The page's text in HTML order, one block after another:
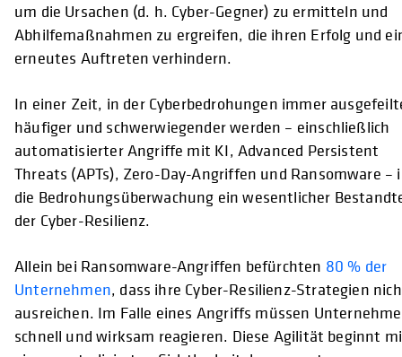
um die Ursachen (d. h. Cyber-Gegner) zu ermitteln und
Abhilfemaßnahmen zu ergreifen, die ihren Erfolg und
erneutes Auftreten verhindern.
In einer Zeit, in der Cyberbedrohungen immer
häufiger und schwerwiegender werden – einschließlich
automatisierter Angriffe mit KI, Advanced Persistent
Threats (APTs), Zero-Day-Angriffen und Ransomware –
die Bedrohungsüberwachung ein wesentlicher
der Cyber-Resilienz.
Allein bei Ransomware-Angriffen befürchten 80 % der
Unternehmen, dass ihre Cyber-Resilienz-Strategien
ausreichen. Im Falle eines Angriffs müssen
schnell und wirksam reagieren. Diese Agilität beginnt